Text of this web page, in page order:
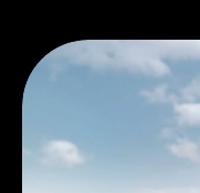
Entdecken Sie Longines